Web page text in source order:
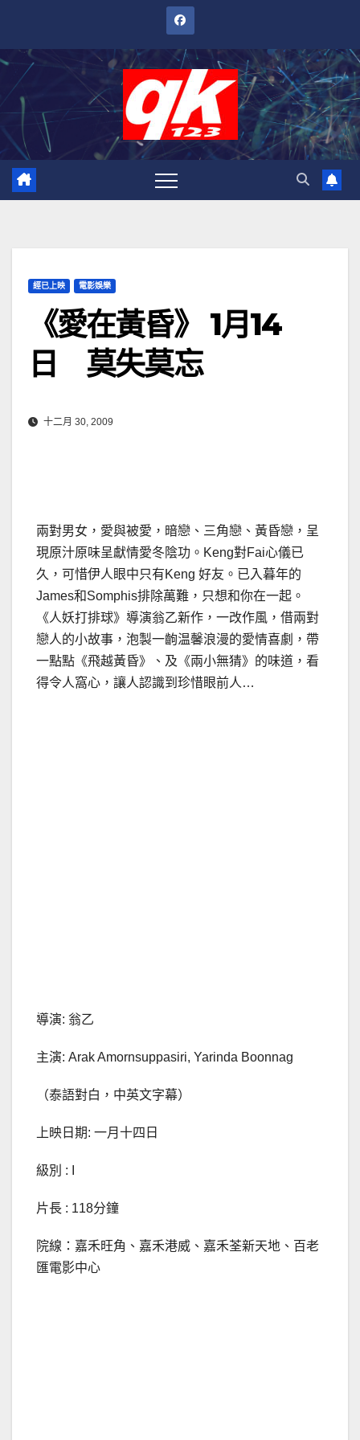
內
經已上映 電影娛樂
《愛在黃昏》 1月14
日 莫失莫忘
十二月 30, 2009
兩對男女，愛與被愛，暗戀、三角戀、黃昏戀，呈
現原汁原味呈獻情愛冬陰功。Keng對Fai心儀已
久，可惜伊人眼中只有Keng 好友。已入暮年的
James和Somphis排除萬難，只想和你在一起。
《人妖打排球》導演翁乙新作，一改作風，借兩對
戀人的小故事，泡製一齣温馨浪漫的愛情喜劇，帶
一點點《飛越黃昏》、及《兩小無猜》的味道，看
得令人窩心，讓人認識到珍惜眼前人…
導演: 翁乙
主演: Arak Amornsuppasiri, Yarinda Boonnag
（泰語對白，中英文字幕）
上映日期: 一月十四日
級別 : I
片長 : 118分鐘
院線：嘉禾旺角、嘉禾港威、嘉禾荃新天地、百老
匯電影中心